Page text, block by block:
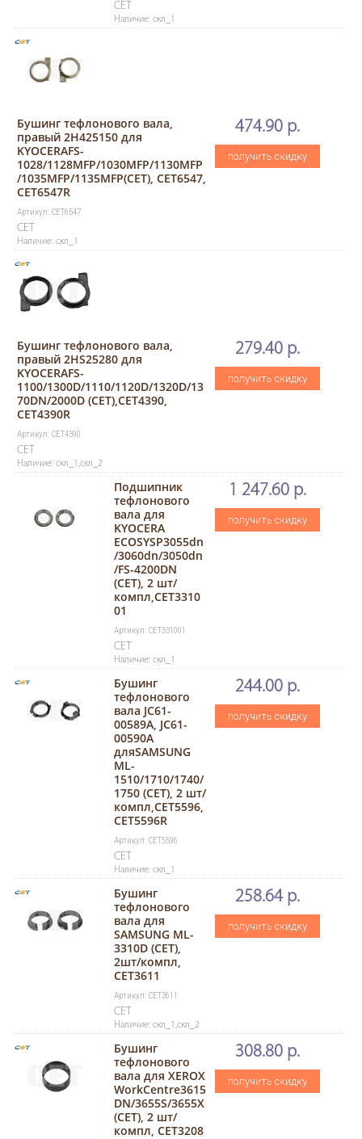
CET
Наличие: скл_1
Бушинг тефлонового вала,
правый 2H425150 для
KYOCERAFS-
1028/1128MFP/1030MFP/1130MFP
/1035MFP/1135MFP(CET), CET6547,
CET6547R
Артикул: CET6547
CET
Наличие: скл_1
474.90 р.
получить скидку
Бушинг тефлонового вала,
правый 2HS25280 для
KYOCERAFS-
1100/1300D/1110/1120D/1320D/13
70DN/2000D (CET),CET4390,
CET4390R
Артикул: CET4390
CET
Наличие: скл_1,скл_2
279.40 р.
получить скидку
Подшипник
тефлонового
вала для
KYOCERA
ECOSYSP3055dn
/3060dn/3050dn
/FS-4200DN
(CET), 2 шт/
компл,CET3310
01
Артикул: CET331001
CET
Наличие: скл_1
1 247.60 р.
получить скидку
Бушинг
тефлонового
вала JC61-
00589A, JC61-
00590A
дляSAMSUNG
ML-
1510/1710/1740/
1750 (CET), 2 шт/
компл,CET5596,
CET5596R
Артикул: CET5596
CET
Наличие: скл_1
244.00 р.
получить скидку
Бушинг
тефлонового
вала для
SAMSUNG ML-
3310D (CET),
2шт/компл,
CET3611
Артикул: CET3611
CET
Наличие: скл_1,скл_2
258.64 р.
получить скидку
Бушинг
тефлонового
вала для XEROX
WorkCentre3615
DN/3655S/3655X
(CET), 2 шт/
компл, CET3208
308.80 р.
получить скидку